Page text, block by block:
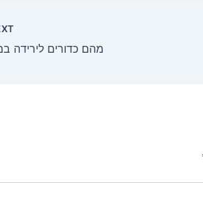
מהם כדורים לירידה